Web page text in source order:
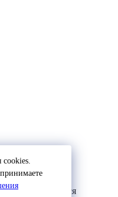
cookies.
касающаяся